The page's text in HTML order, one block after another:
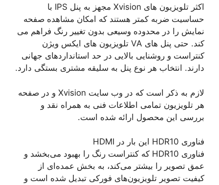
اکثر تلویزیون های Xvision مجهز به پنل IPS با
حساسیت ضربه کمتر هستند که امکان مشاهده صفحه
نمایش را در محدوده وسیعی بدون تغییر رنگ فراهم می
کند. حتی پنل های VA تلویزیون های ایکس ویژن
کنتراست و روشنایی بالایی در حد استانداردهای جهانی
دارند. انتخاب هر نوع پنل به سلیقه مشتری بستگی دارد.
لازم به ذکر است که در وب سایت Xvision و در صفحه
هر تلویزیون تمامی اطلاعات فنی به همراه نقد و
بررسی این محصول ارائه شده است.
فناوری HDR10 این بار در HDMI
فناوری HDR10 که کنتراست رنگ را بهبود می‌بخشد و
عمق تصویر را بیشتر می‌کند، به بخش عمده‌ای از
کیفیت تصویر تلویزیون‌های فورکی تبدیل شده است و